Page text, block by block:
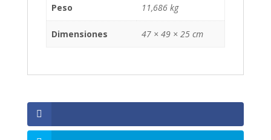
Peso 11,686 kg
Dimensiones 47 × 49 × 25 cm